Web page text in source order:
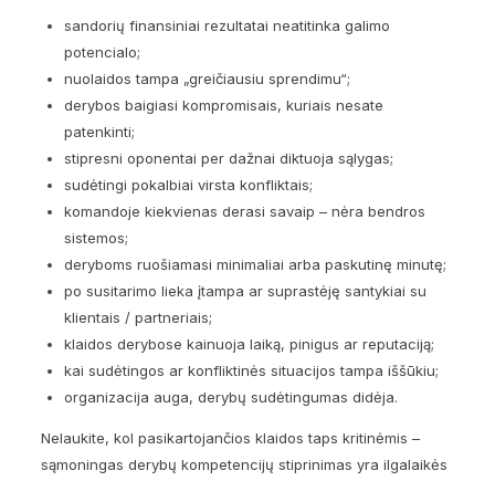
sandorių finansiniai rezultatai neatitinka galimo
potencialo;
nuolaidos tampa „greičiausiu sprendimu“;
derybos baigiasi kompromisais, kuriais nesate
patenkinti;
stipresni oponentai per dažnai diktuoja sąlygas;
sudėtingi pokalbiai virsta konfliktais;
komandoje kiekvienas derasi savaip – nėra bendros
sistemos;
deryboms ruošiamasi minimaliai arba paskutinę minutę;
po susitarimo lieka įtampa ar suprastėję santykiai su
klientais / partneriais;
klaidos derybose kainuoja laiką, pinigus ar reputaciją;
kai sudėtingos ar konfliktinės situacijos tampa iššūkiu;
organizacija auga, derybų sudėtingumas didėja.
Nelaukite, kol pasikartojančios klaidos taps kritinėmis –
sąmoningas derybų kompetencijų stiprinimas yra ilgalaikės